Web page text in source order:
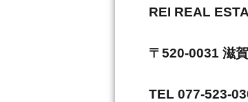
REI REAL
〒520-0031 滋
TEL 077-523-